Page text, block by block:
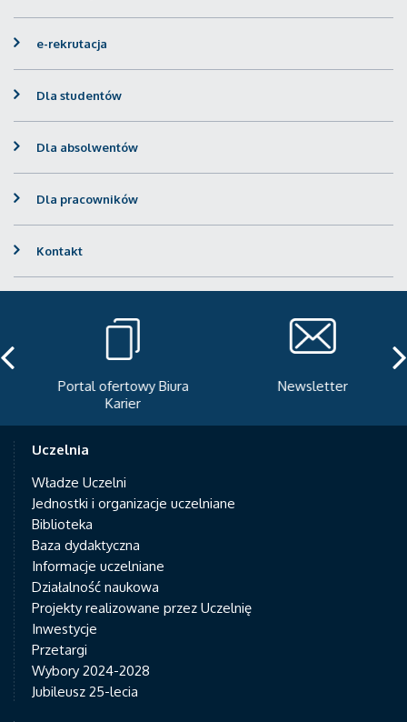
e-rekrutacja
Dla studentów
Dla absolwentów
Dla pracowników
Kontakt
Portal ofertowy Biura
Karier
Newsletter
Uczelnia
Władze Uczelni
Jednostki i organizacje uczelniane
Biblioteka
Baza dydaktyczna
Informacje uczelniane
Działalność naukowa
Projekty realizowane przez Uczelnię
Inwestycje
Przetargi
Wybory 2024-2028
Jubileusz 25-lecia